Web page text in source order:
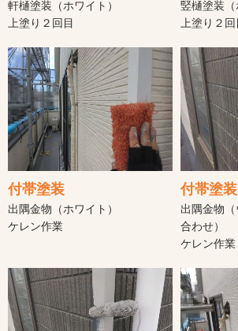
軒樋塗装（ホワイト）
上塗り２回目
竪樋塗装（
上塗り２回
付帯塗装
出隅金物（ホワイト）
ケレン作業
付帯塗装
出隅金物
合わせ）
ケレン作業